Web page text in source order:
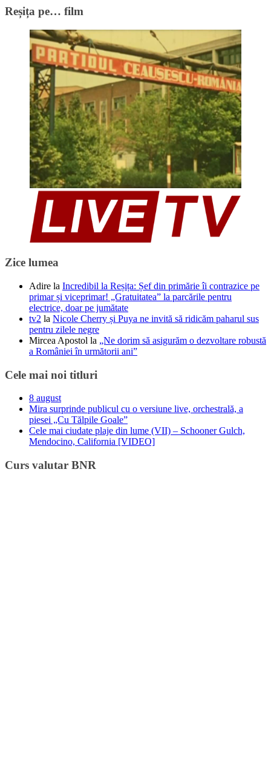
Reșița pe… film
Zice lumea
Adire la Incredibil la Reșița: Șef din primărie îi contrazice pe
primar și viceprimar! „Gratuitatea” la parcările pentru
electrice, doar pe jumătate
tv2 la Nicole Cherry și Puya ne invită să ridicăm paharul sus
pentru zilele negre
Mircea Apostol la „Ne dorim să asigurăm o dezvoltare robustă
a României în următorii ani”
Cele mai noi titluri
8 august
Mira surprinde publicul cu o versiune live, orchestrală, a
piesei „Cu Tălpile Goale”
Cele mai ciudate plaje din lume (VII) – Schooner Gulch,
Mendocino, California [VIDEO]
Curs valutar BNR